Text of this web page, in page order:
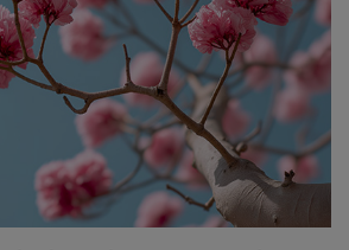
des Incas dans votre tasse !
le nom de "thé des Incas", est
exotique : c'est un véritable
plante unique est utilisée
la médecine populaire sud-
des siècles, son écorce a aidé à